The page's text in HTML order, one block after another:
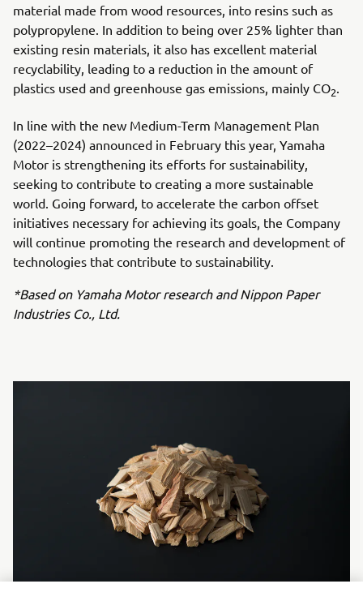
material made from wood resources, into resins such as
polypropylene. In addition to being over 25% lighter than
existing resin materials, it also has excellent material
recyclability, leading to a reduction in the amount of
plastics used and greenhouse gas emissions, mainly CO2.
In line with the new Medium-Term Management Plan
(2022–2024) announced in February this year, Yamaha
Motor is strengthening its efforts for sustainability,
seeking to contribute to creating a more sustainable
world. Going forward, to accelerate the carbon offset
initiatives necessary for achieving its goals, the Company
will continue promoting the research and development of
technologies that contribute to sustainability.
*Based on Yamaha Motor research and Nippon Paper
Industries Co., Ltd.